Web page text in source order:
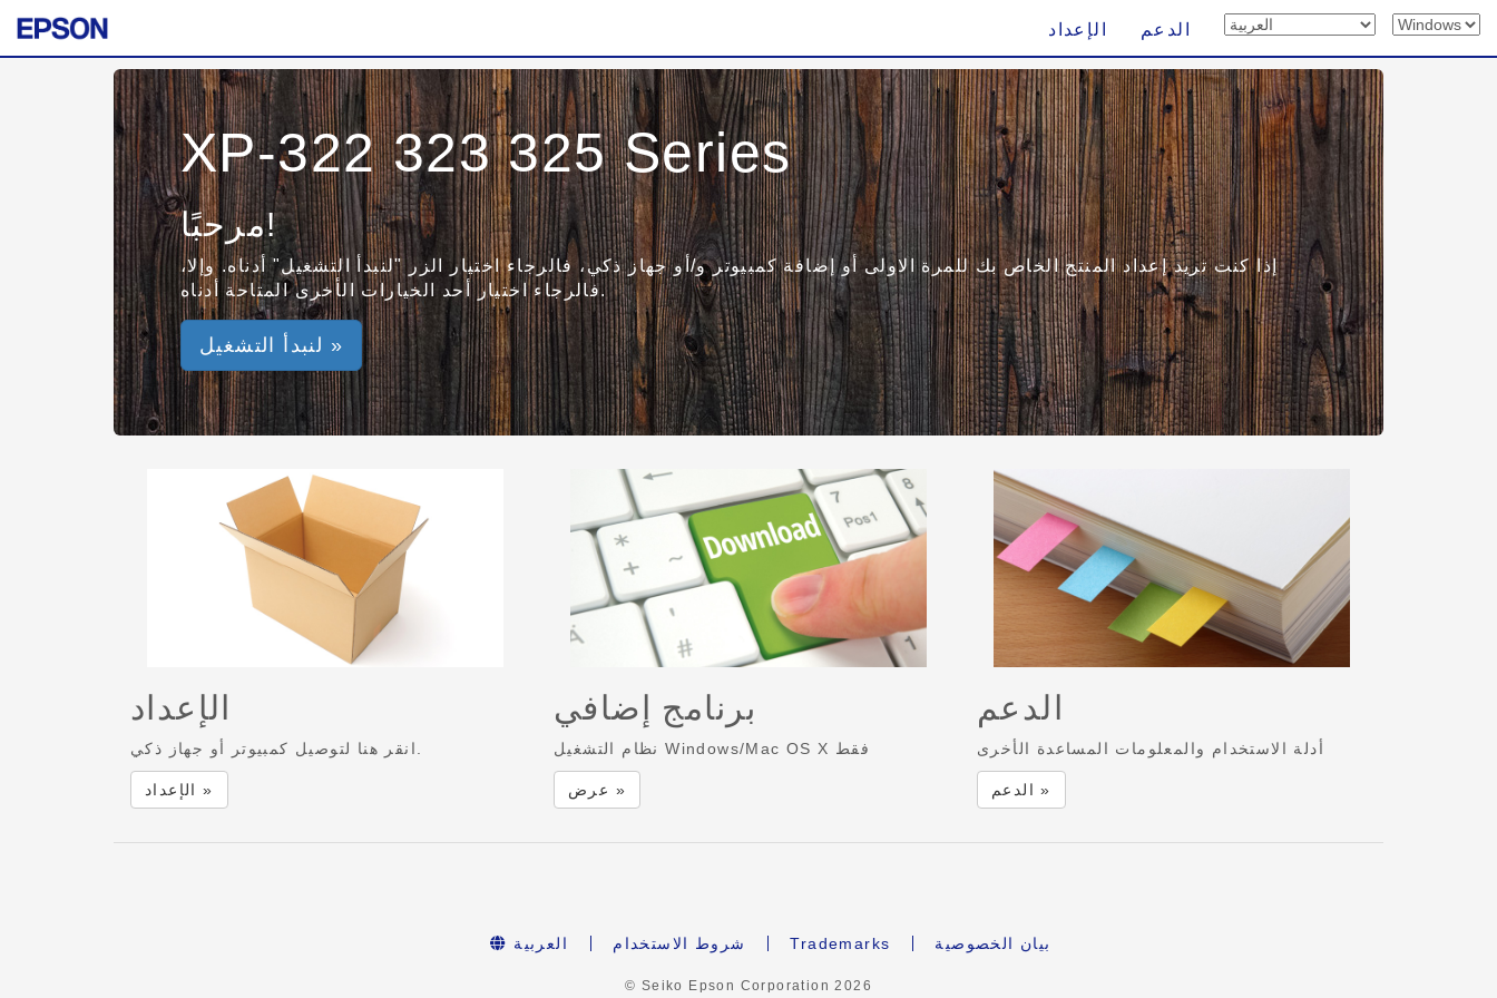
الإعداد الدعم
XP-322 323 325 Series
مرحبًا!
إذا كنت تريد إعداد المنتج الخاص بك للمرة الاولى أو إضافة كمبيوتر و/أو جهاز ذكي، فالرجاء اختيار الزر "لنبدأ التشغيل" أدناه. وإلا،
فالرجاء اختيار أحد الخيارات الأخرى المتاحة أدناه.
لنبدأ التشغيل »
الإعداد
الإعداد »
برنامج إضافي
نظام التشغيل Windows/Mac OS X فقط
عرض »
الدعم
أدلة الاستخدام والمعلومات المساعدة الأخرى
الدعم »
العربية شروط الاستخدام Trademarks بيان الخصوصية
© Seiko Epson Corporation 2026